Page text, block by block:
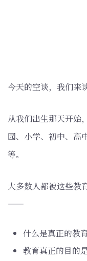
今天的空谈，我们来
从我们出生那天开始
园、小学、初中、高
等。
大多数人都被这些教
——
什么是真正的教育
教育真正的目的